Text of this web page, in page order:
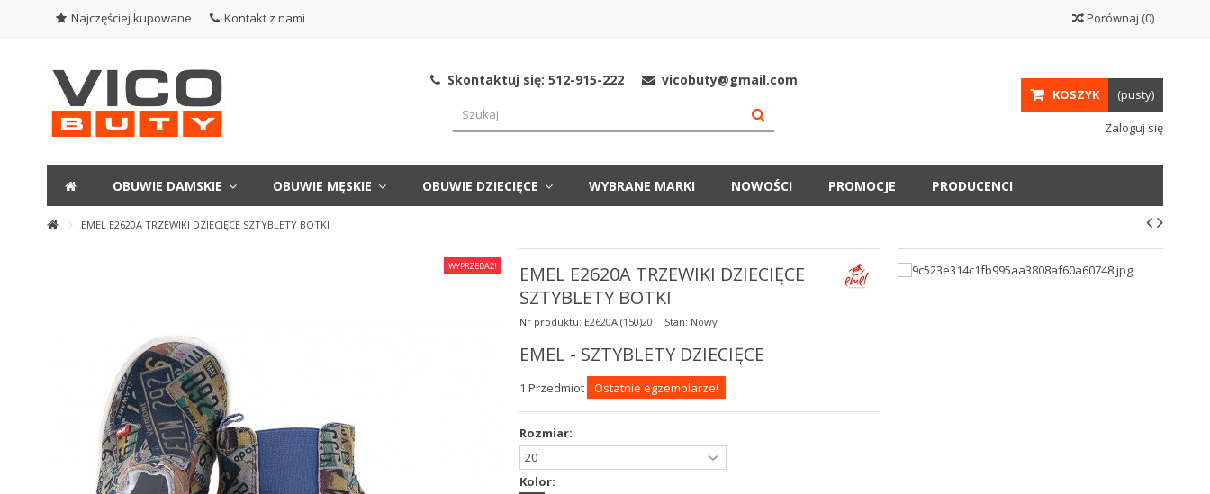
Najczęściej kupowane Kontakt z nami Porównaj (0)
Skontaktuj się: 512-915-222 vicobuty@gmail.com
KOSZYK (pusty)
Zaloguj się
OBUWIE DAMSKIE OBUWIE MĘSKIE OBUWIE DZIECIĘCE WYBRANE MARKI NOWOŚCI PROMOCJE PRODUCENCI
EMEL E2620A TRZEWIKI DZIECIĘCE SZTYBLETY BOTKI
WYPRZEDAŻ!
EMEL E2620A TRZEWIKI DZIECIĘCE
SZTYBLETY BOTKI
Nr produktu: E2620A (150)20 Stan: Nowy
EMEL - SZTYBLETY DZIECIĘCE
1 Przedmiot Ostatnie egzemplarze!
Rozmiar:
Kolor: